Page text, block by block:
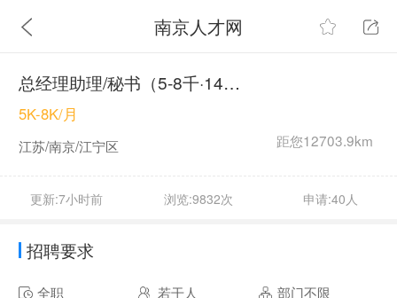
南京人才网
总经理助理/秘书（5-8千·14薪）
距您12703.9km
5K-8K/月
江苏/南京/江宁区
更新:7小时前 浏览:9832次 申请:40人
招聘要求
全职 若干人
部门不限